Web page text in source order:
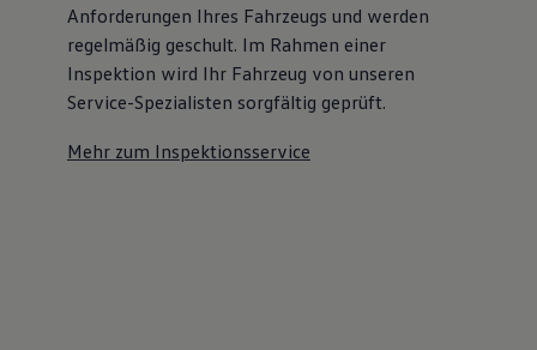
Anforderungen Ihres Fahrzeugs und werden
regelmäßig geschult. Im Rahmen einer
Inspektion wird Ihr Fahrzeug von unseren
Service-Spezialisten sorgfältig geprüft.
Mehr zum Inspektionsservice